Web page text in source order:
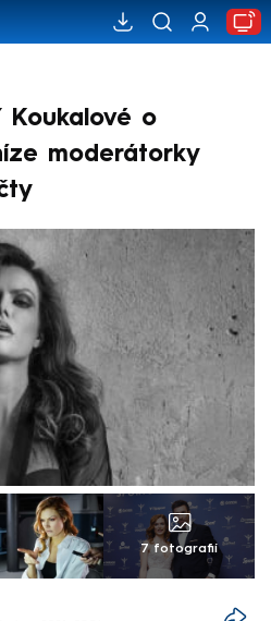
Koukalové o
moderátorky
7 fotografií